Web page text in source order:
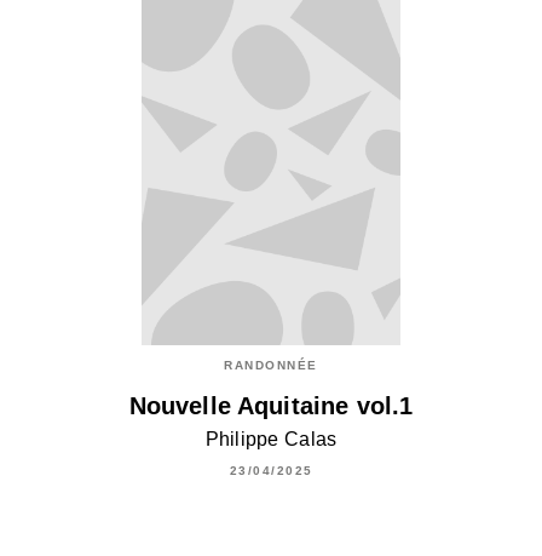
RANDONNÉE
Nouvelle Aquitaine vol.1
Philippe Calas
23/04/2025